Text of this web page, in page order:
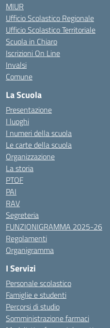
MIUR
Ufficio Scolastico Regionale
Ufficio Scolastico Territoriale
Scuola in Chiaro
Iscrizioni On Line
Invalsi
Comune
La Scuola
Presentazione
I luoghi
I numeri della scuola
Le carte della scuola
Organizzazione
La storia
PTOF
PAI
RAV
Segreteria
FUNZIONIGRAMMA 2025-26
Regolamenti
Organigramma
I Servizi
Personale scolastico
Famiglie e studenti
Percorsi di studio
Somministrazione farmaci